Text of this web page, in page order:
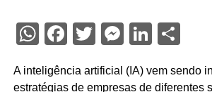
WhatsApp
Facebook
Twitter
A inteligência artificial (IA) vem sendo
estratégias de empresas de diferentes